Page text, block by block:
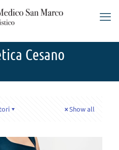
Cesano
Show all